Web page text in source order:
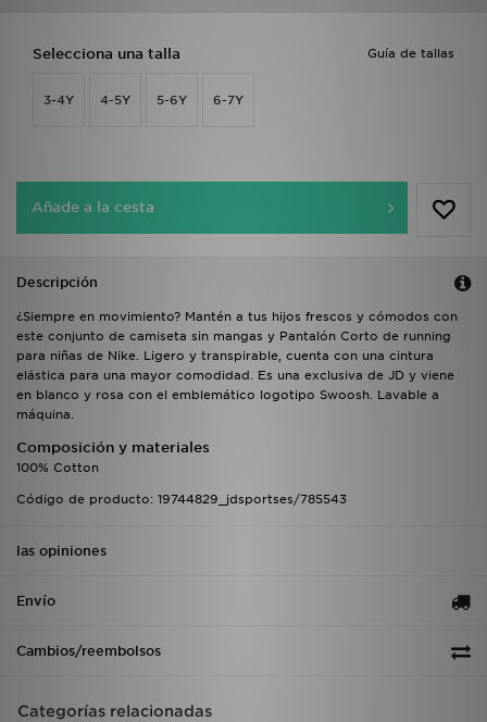
Guía de tallas
Selecciona una talla
3-4Y 4-5Y 5-6Y 6-7Y
Añade a la cesta
Descripción
¿Siempre en movimiento? Mantén a tus hijos frescos y cómodos con
este conjunto de camiseta sin mangas y Pantalón Corto de running
para niñas de Nike. Ligero y transpirable, cuenta con una cintura
elástica para una mayor comodidad. Es una exclusiva de JD y viene
en blanco y rosa con el emblemático logotipo Swoosh. Lavable a
máquina.
Composición y materiales
100% Cotton
Código de producto: 19744829_jdsportses/785543
las opiniones
Envío
Cambios/reembolsos
Categorías relacionadas